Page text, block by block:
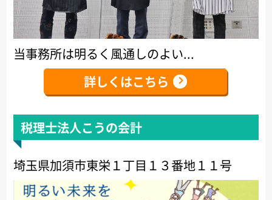
当事務所は明るく風通しのよい...
詳しくはこちら
税理士法人こうの会計
埼玉県加須市東栄１丁目１３番地１１号